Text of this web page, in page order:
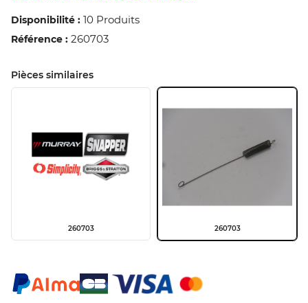
Disponibilité : 10 Produits
Référence : 260703
Pièces similaires
260703 260703